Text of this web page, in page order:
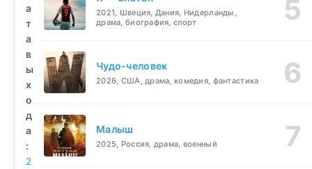
а
т
а
в
ы
х
о
д
а
:
2
2021, Швеция, Дания, Нидерланды,
драма, биография, спорт
Чудо-человек
2026, США, драма, комедия, фантастика
Малыш
2025, Россия, драма, военный